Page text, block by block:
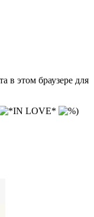
в этом браузере для